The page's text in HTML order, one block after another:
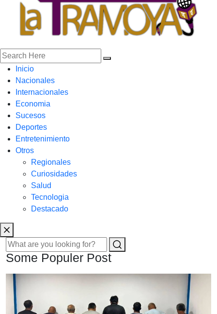
Inicio
Nacionales
Internacionales
Economia
Sucesos
Deportes
Entretenimiento
Otros
Regionales
Curiosidades
Salud
Tecnologia
Destacado
Some Populer Post